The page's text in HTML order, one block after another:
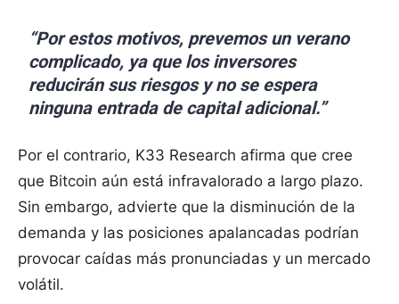
“Por estos motivos, prevemos un verano
complicado, ya que los inversores
reducirán sus riesgos y no se espera
ninguna entrada de capital adicional.”
Por el contrario, K33 Research afirma que cree
que Bitcoin aún está infravalorado a largo plazo.
Sin embargo, advierte que la disminución de la
demanda y las posiciones apalancadas podrían
provocar caídas más pronunciadas y un mercado
volátil.